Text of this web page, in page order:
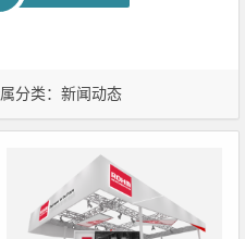
分类：新闻动态